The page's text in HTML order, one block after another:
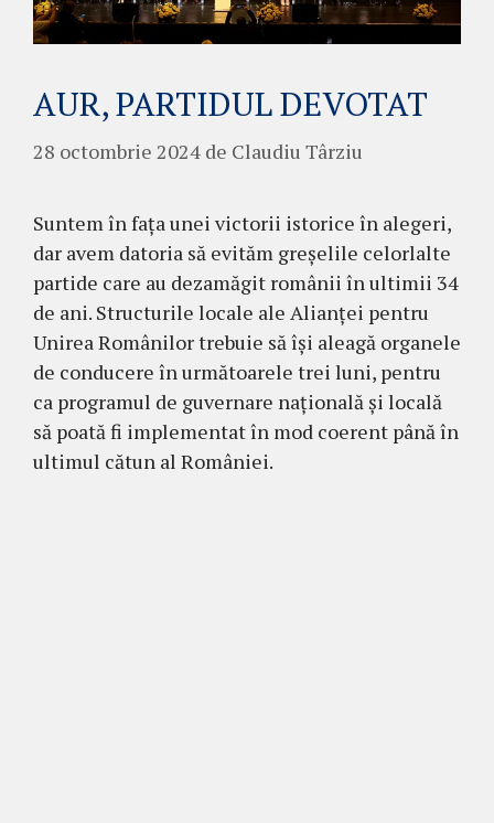
AUR, PARTIDUL DEVOTAT
28 octombrie 2024 de Claudiu Târziu
Suntem în fața unei victorii istorice în alegeri,
dar avem datoria să evităm greșelile celorlalte
partide care au dezamăgit românii în ultimii 34
de ani. Structurile locale ale Alianței pentru
Unirea Românilor trebuie să își aleagă organele
de conducere în următoarele trei luni, pentru
ca programul de guvernare națională și locală
să poată fi implementat în mod coerent până în
ultimul cătun al României.